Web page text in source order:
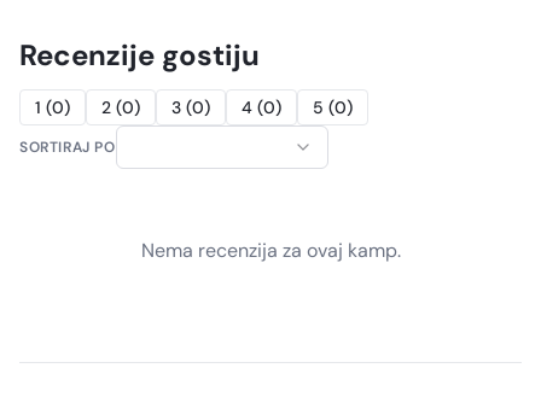
Recenzije gostiju
1 (0) 2 (0) 3 (0) 4 (0) 5 (0)
SORTIRAJ PO
Nema recenzija za ovaj kamp.